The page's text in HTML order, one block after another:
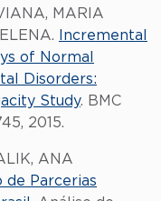
MARIA
Incremental
of Normal
Disorders:
Study. BMC
2015.
ANA
de Parcerias